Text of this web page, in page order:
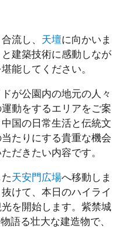
流し、 天壇に向かいま
建築技術に感動しなが
能してください。
が公園内の地元の人々
動をするエリアをご案
国の日常生活と伝統文
たりにする貴重な機会
だきたい内容です。
天安門広場へ移動しま
けて、本日のハイライ
を開始します。紫禁城
語る壮大な建造物で、